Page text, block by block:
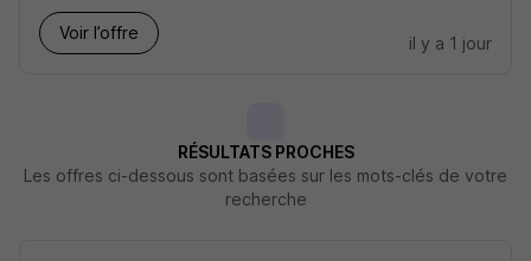
Voir l’offre
il y a 1 jour
RÉSULTATS PROCHES
Les offres ci-dessous sont basées sur les mots-clés de votre
recherche